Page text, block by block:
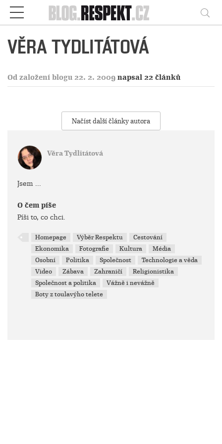
Respekt
VĚRA TYDLITÁTOVÁ
Od založení blogu 22. 2. 2009 napsal 22 článků
Načíst další články autora
Věra Tydlitátová
Jsem ...
O čem píše
Píši to, co chci.
Homepage Výběr Respektu
Cestování
Ekonomika
Fotografie Kultura
Média
Osobní
Politika Společnost
Technologie a věda
Video
Zábava Zahraničí
Religionistika
Společnost a politika
Vážně i nevážně
Boty z toulavýho telete